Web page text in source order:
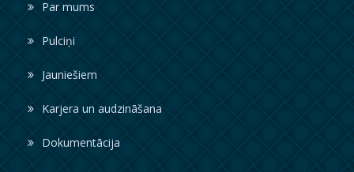
Par mums
Pulciņi
Jauniešiem
Karjera un audzināšana
Dokumentācija